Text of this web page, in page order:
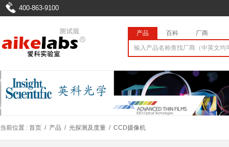
400-863-9100
产品 百科 厂商
当前位置 : 首页 / 产品 / 光探测及度量 / CCD摄像机